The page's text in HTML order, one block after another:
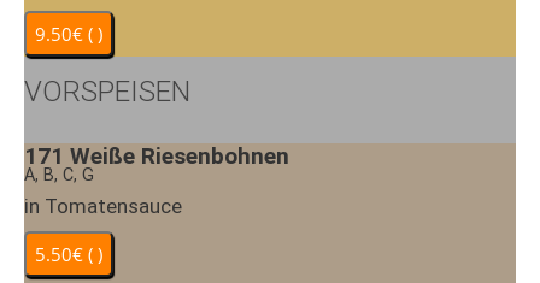
VORSPEISEN
171 Weiße Riesenbohnen
A, B, C, G
in Tomatensauce